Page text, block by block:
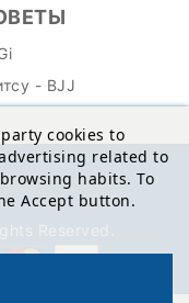
- BJJ
cookies to
related to
habits. To
Accept button.
Reserved.